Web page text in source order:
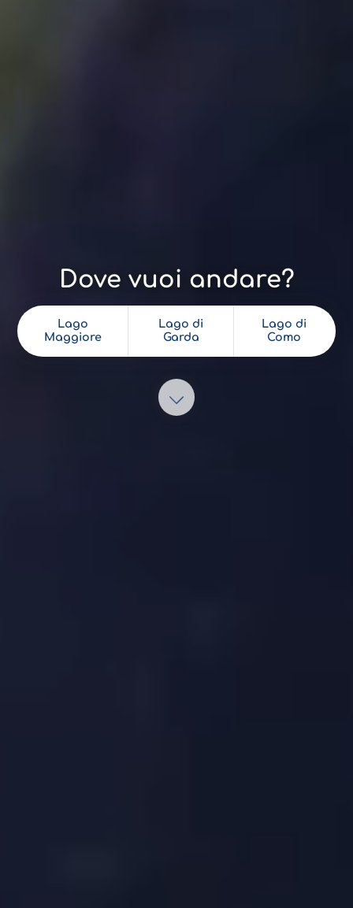
Dove vuoi andare?
Lago
Maggiore
Lago di
Garda
Lago di
Como